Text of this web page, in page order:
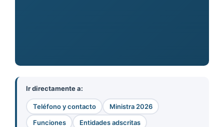
Ir directamente a:
Teléfono y contacto
Ministra 2026
Funciones
Entidades adscritas